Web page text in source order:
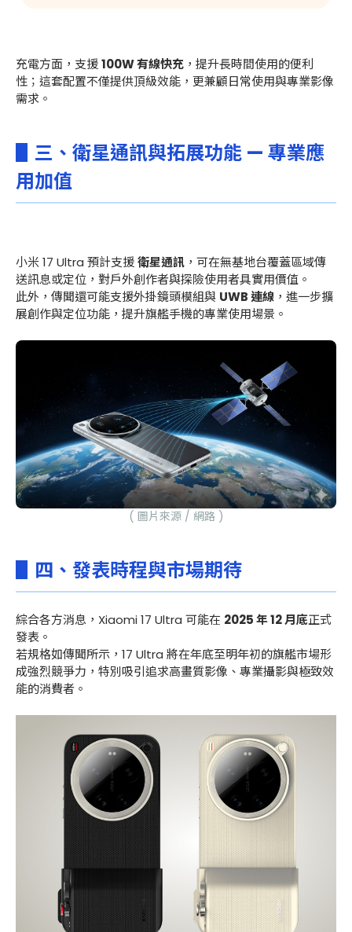
充電方面，支援100W 有線快充 ，提升長時間使用的便利
性；這套配置不僅提供頂級效能，更兼顧日常使用與專業影像
需求。
▋三、衛星通訊與拓展功能 — 專業應
用加值
小米 17 Ultra 預計支援衛星通訊 ，可在無基地台覆蓋區域傳
送訊息或定位，對戶外創作者與探險使用者具實用價值。
此外，傳聞還可能支援外掛鏡頭模組與 UWB 連線 ，進一步擴
展創作與定位功能，提升旗艦手機的專業使用場景。
( 圖片來源 / 網路 )
▋四、發表時程與市場期待
綜合各方消息，Xiaomi 17 Ultra 可能在 2025 年 12 月底正式
發表。
若規格如傳聞所示，17 Ultra 將在年底至明年初的旗艦市場形
成強烈競爭力，特別吸引追求高畫質影像、專業攝影與極致效
能的消費者。